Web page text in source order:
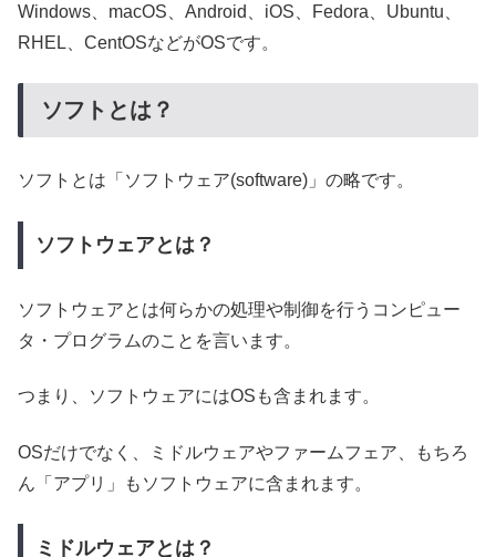
Windows、macOS、Android、iOS、Fedora、Ubuntu、
RHEL、CentOSなどがOSです。
ソフトとは？
ソフトとは「ソフトウェア(software)」の略です。
ソフトウェアとは？
ソフトウェアとは何らかの処理や制御を行うコンピュー
タ・プログラムのことを言います。
つまり、ソフトウェアにはOSも含まれます。
OSだけでなく、ミドルウェアやファームフェア、もちろ
ん「アプリ」もソフトウェアに含まれます。
ミドルウェアとは？